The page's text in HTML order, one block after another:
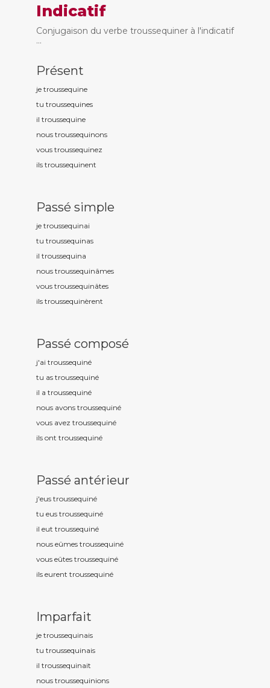
Indicatif
Conjugaison du verbe troussequiner à l'indicatif
...
Présent
je troussequine
tu troussequines
il troussequine
nous troussequinons
vous troussequinez
ils troussequinent
Passé simple
je troussequinai
tu troussequinas
il troussequina
nous troussequinâmes
vous troussequinâtes
ils troussequinèrent
Passé composé
j'ai troussequiné
tu as troussequiné
il a troussequiné
nous avons troussequiné
vous avez troussequiné
ils ont troussequiné
Passé antérieur
j'eus troussequiné
tu eus troussequiné
il eut troussequiné
nous eûmes troussequiné
vous eûtes troussequiné
ils eurent troussequiné
Imparfait
je troussequinais
tu troussequinais
il troussequinait
nous troussequinions